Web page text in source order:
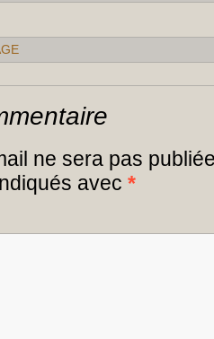
ne sera pas
avec *